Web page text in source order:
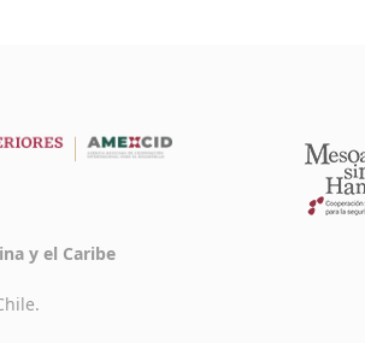
y el Caribe